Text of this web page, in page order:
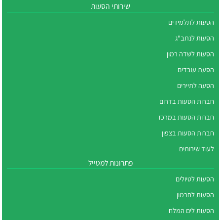
שירותי הסעות
הסעות לתלמידים
הסעות לנתב"ג
הסעות לשדה רמון
הסעת עובדים
הסעה לתיירים
חברות הסעות בדרום
חברות הסעות במרכז
חברות הסעות בצפון
לעוד שירותים
פתרונות למטייל
הסעות לטיולים
הסעות לחרמון
הסעות לים המלח